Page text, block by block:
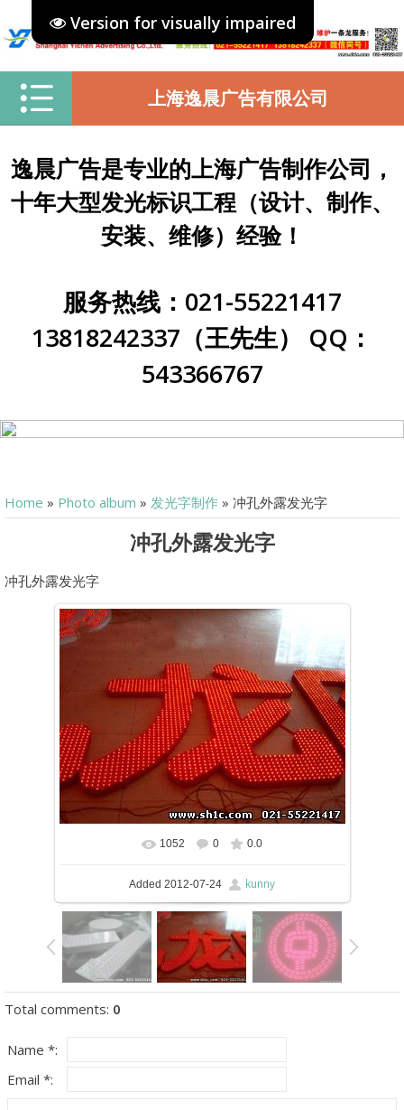
Version for visually impaired
上海逸晨广告有限公司
逸晨广告是专业的上海广告制作公司，
十年大型发光标识工程（设计、制作、
安装、维修）经验！
服务热线：021-55221417
13818242337（王先生） QQ：
543366767
Home » Photo album » 发光字制作 » 冲孔外露发光字
冲孔外露发光字
冲孔外露发光字
1052 0 0.0
Added 2012-07-24 kunny
Total comments: 0
Name *:
Email *: